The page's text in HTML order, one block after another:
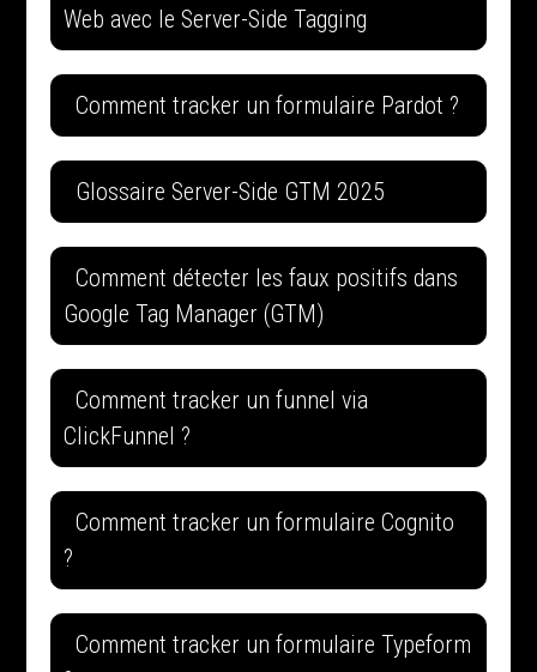
Web avec le Server-Side Tagging
Comment tracker un formulaire Pardot ?
Glossaire Server-Side GTM 2025
Comment détecter les faux positifs dans
Google Tag Manager (GTM)
Comment tracker un funnel via
ClickFunnel ?
Comment tracker un formulaire Cognito
?
Comment tracker un formulaire Typeform